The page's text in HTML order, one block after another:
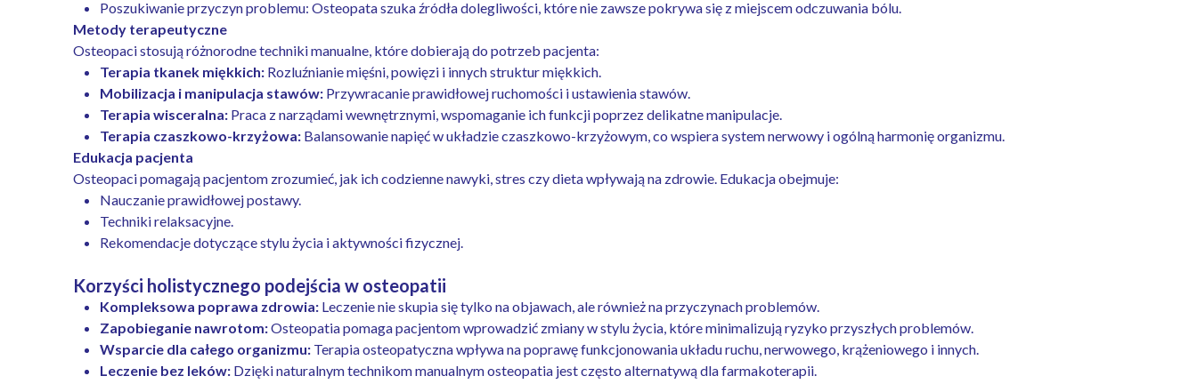
Poszukiwanie przyczyn problemu: Osteopata szuka źródła dolegliwości, które nie zawsze pokrywa się z miejscem odczuwania bólu.
Metody terapeutyczne
Osteopaci stosują różnorodne techniki manualne, które dobierają do potrzeb pacjenta:
Terapia tkanek miękkich: Rozluźnianie mięśni, powięzi i innych struktur miękkich.
Mobilizacja i manipulacja stawów: Przywracanie prawidłowej ruchomości i ustawienia stawów.
Terapia wisceralna: Praca z narządami wewnętrznymi, wspomaganie ich funkcji poprzez delikatne manipulacje.
Terapia czaszkowo-krzyżowa: Balansowanie napięć w układzie czaszkowo-krzyżowym, co wspiera system nerwowy i ogólną harmonię organizmu.
Edukacja pacjenta
Osteopaci pomagają pacjentom zrozumieć, jak ich codzienne nawyki, stres czy dieta wpływają na zdrowie. Edukacja obejmuje:
Nauczanie prawidłowej postawy.
Techniki relaksacyjne.
Rekomendacje dotyczące stylu życia i aktywności fizycznej.
Korzyści holistycznego podejścia w osteopatii
Kompleksowa poprawa zdrowia: Leczenie nie skupia się tylko na objawach, ale również na przyczynach problemów.
Zapobieganie nawrotom:Osteopatia pomaga pacjentom wprowadzić zmiany w stylu życia, które minimalizują ryzyko przyszłych problemów.
Wsparcie dla całego organizmu: Terapia osteopatyczna wpływa na poprawę funkcjonowania układu ruchu, nerwowego, krążeniowego i innych.
Leczenie bez leków: Dzięki naturalnym technikom manualnym osteopatia jest często alternatywą dla farmakoterapii.